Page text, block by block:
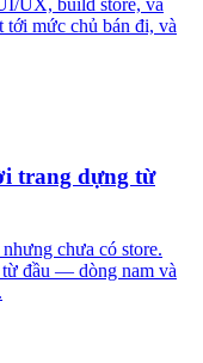
tới mức chủ bán đi, và
trang dựng từ
chưa có store.
đầu — dòng nam và